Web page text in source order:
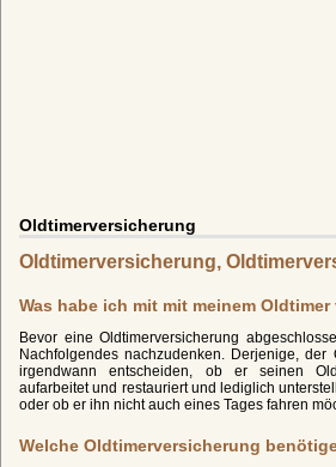
Oldtimerversicherung
Oldtimerversicherung,
Was habe ich mit mit meinem Oldtimer
Bevor eine Oldtimerversicherung
Nachfolgendes nachzudenken. Derjenige, der
irgendwann entscheiden, ob er seinen
aufarbeitet und restauriert und lediglich
oder ob er ihn nicht auch eines Tages fahren
Welche Oldtimerversicherung